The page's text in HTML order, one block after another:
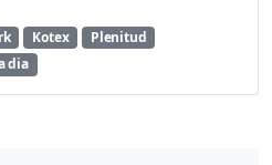
Kotex
Plenitud
dia